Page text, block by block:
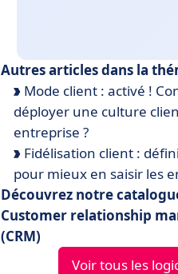
Autres articles dans la
Mode client : activé !
déployer une culture
entreprise ?
Fidélisation client :
pour mieux en saisir les
Découvrez notre
Customer relationship
(CRM)
Voir tous les